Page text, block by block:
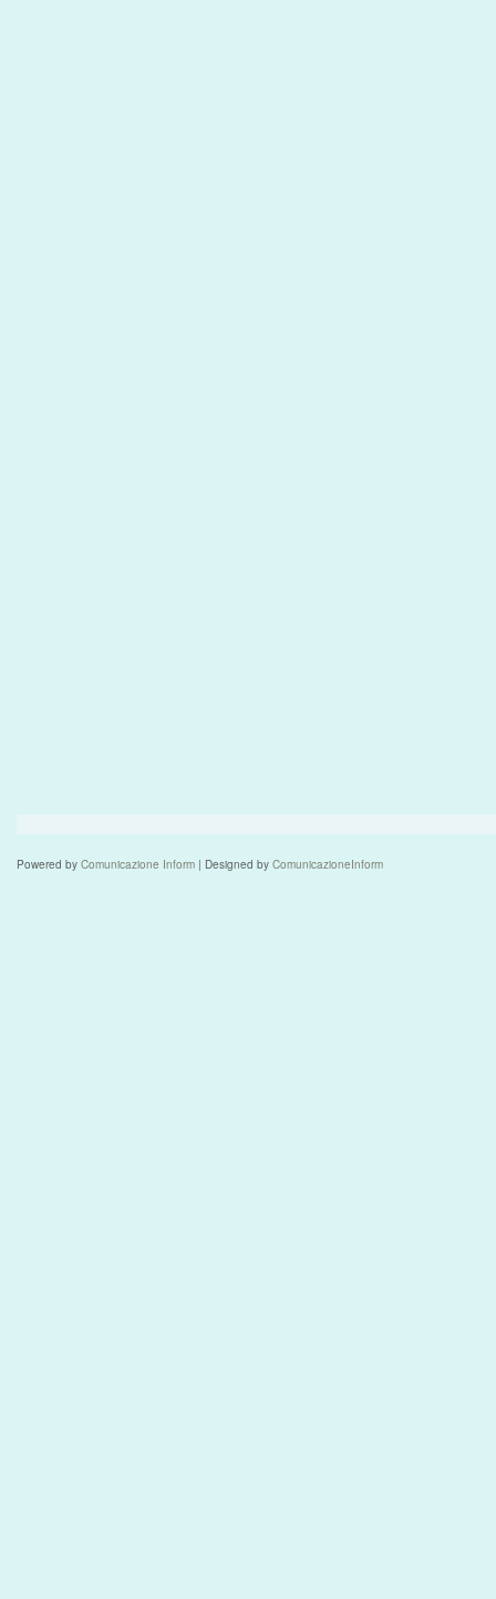
Powered by Comunicazione Inform | Designed by ComunicazioneInform